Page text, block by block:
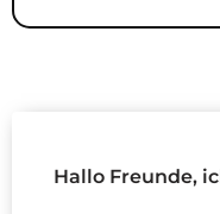
Hallo Freunde,